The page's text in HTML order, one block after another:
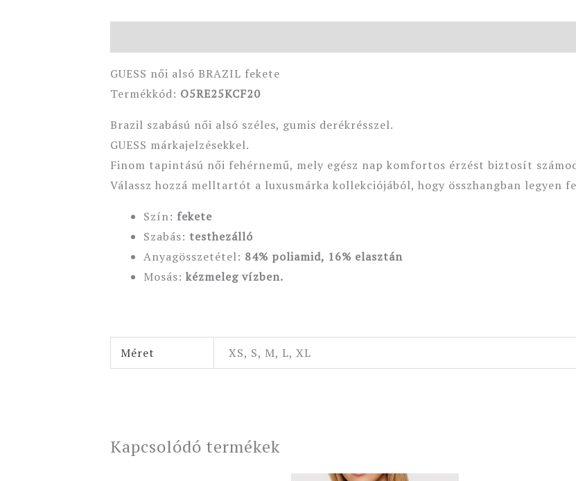
GUESS női alsó BRAZIL fekete
Termékkód: O5RE25KCF20
Brazil szabású női alsó széles, gumis derékrésszel.
GUESS márkajelzésekkel.
Finom tapintású női fehérnemű, mely egész nap komfortos érzést biztosít
Válassz hozzá melltartót a luxusmárka kollekciójából, hogy összhangban legyen
Szín: fekete
Szabás: testhezálló
Anyagösszetétel: 84% poliamid, 16% elasztán
Mosás:kézmeleg vízben.
Méret XS, S, M, L, XL
Kapcsolódó termékek